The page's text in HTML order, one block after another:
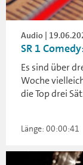
Audio |
SR 1
Es sind über
Woche
die Top drei
Länge: 00:00:41